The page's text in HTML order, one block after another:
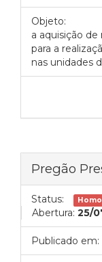
Objeto:
a aquisição
para a
nas unidades
Pregão
Status:
Abertura: 25/
Publicado em: